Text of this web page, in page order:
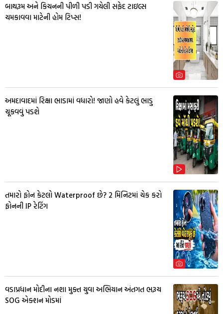
બાથરૂમ અને કિચનની પીળી પડી ગયેલી સફેદ ટાઇલ્સ
ચમકાવવા માટેની હોમ ટિપ્સ!
અમદાવાદમાં રિક્ષા ભાડામાં વધારો! જાણો હવે કેટલું ભાડુ
ચૂકવવું પડશે
તમારો ફોન કેટલો Waterproof છે? 2 મિનિટમાં ચેક કરો
ફોનની IP રેટિંગ
વડાપ્રધાન મોદીના નશા મુક્ત યુવા અભિયાન અંતગત ભરૂચ
SOG એક્શન મોડમાં